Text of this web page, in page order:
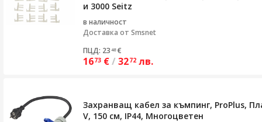
и 3000 Seitz
в наличност
Доставка от Smsnet
ПЦД: 23 48 €
1673 €/ 3272 лв.
Захранващ кабел за къмпинг, ProPlus,
V, 150 см, IP44, Многоцветен